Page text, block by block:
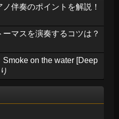
伴奏のポイントを解説！
マスを演奏するコツは？
Smoke on the water [Deep